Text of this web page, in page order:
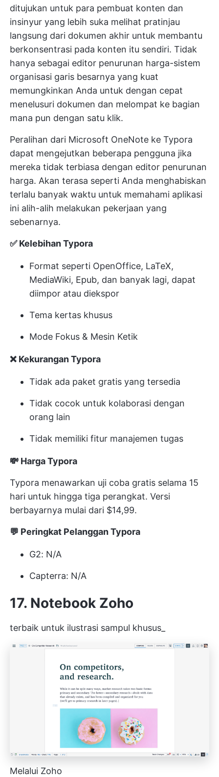
ditujukan untuk para pembuat konten dan
insinyur yang lebih suka melihat pratinjau
langsung dari dokumen akhir untuk membantu
berkonsentrasi pada konten itu sendiri. Tidak
hanya sebagai editor penurunan harga-sistem
organisasi garis besarnya yang kuat
memungkinkan Anda untuk dengan cepat
menelusuri dokumen dan melompat ke bagian
mana pun dengan satu klik.
Peralihan dari Microsoft OneNote ke Typora
dapat mengejutkan beberapa pengguna jika
mereka tidak terbiasa dengan editor penurunan
harga. Akan terasa seperti Anda menghabiskan
terlalu banyak waktu untuk memahami aplikasi
ini alih-alih melakukan pekerjaan yang
sebenarnya.
✅ Kelebihan Typora
Format seperti OpenOffice, LaTeX,
MediaWiki, Epub, dan banyak lagi, dapat
diimpor atau diekspor
Tema kertas khusus
Mode Fokus & Mesin Ketik
❌ Kekurangan Typora
Tidak ada paket gratis yang tersedia
Tidak cocok untuk kolaborasi dengan
orang lain
Tidak memiliki fitur manajemen tugas
💸 Harga Typora
Typora menawarkan uji coba gratis selama 15
hari untuk hingga tiga perangkat. Versi
berbayarnya mulai dari $14,99.
💬 Peringkat Pelanggan Typora
G2: N/A
Capterra: N/A
17. Notebook Zoho
terbaik untuk ilustrasi sampul khusus_
Melalui Zoho